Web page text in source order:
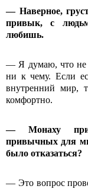
— Наверное,
привык, с
любишь.
— Я думаю, что не
ни к чему. Если
внутренний мир,
комфортно.
— Монаху
привычных для
было отказаться?
— Это вопрос